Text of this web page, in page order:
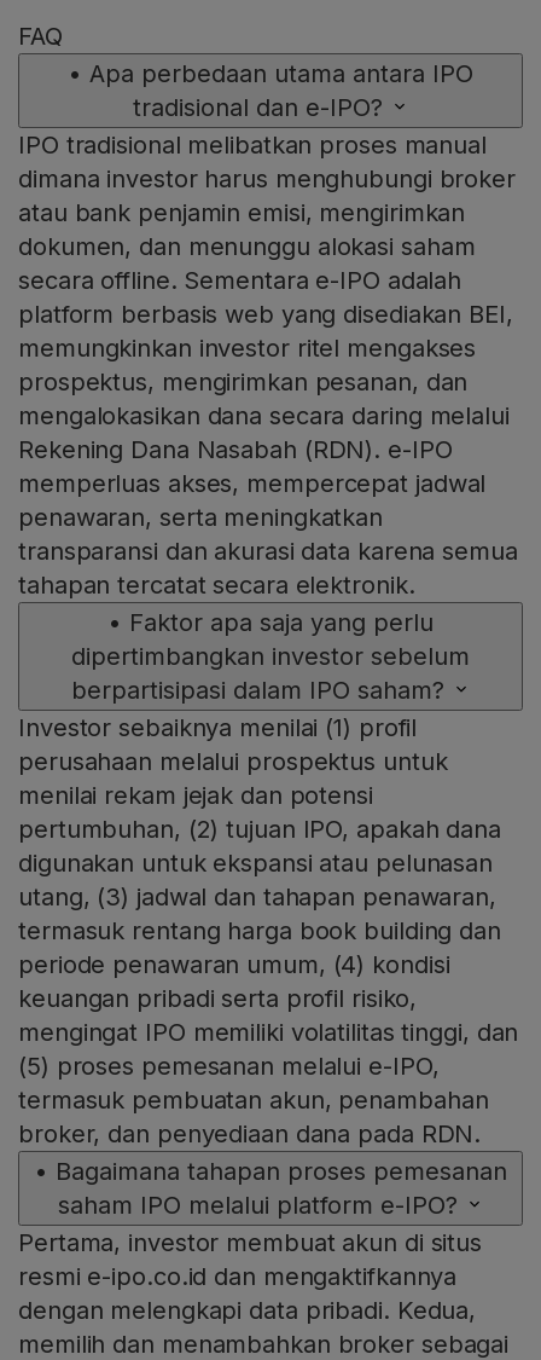
FAQ
• Apa perbedaan utama antara IPO
tradisional dan e-IPO?
IPO tradisional melibatkan proses manual
dimana investor harus menghubungi broker
atau bank penjamin emisi, mengirimkan
dokumen, dan menunggu alokasi saham
secara offline. Sementara e-IPO adalah
platform berbasis web yang disediakan BEI,
memungkinkan investor ritel mengakses
prospektus, mengirimkan pesanan, dan
mengalokasikan dana secara daring melalui
Rekening Dana Nasabah (RDN). e-IPO
memperluas akses, mempercepat jadwal
penawaran, serta meningkatkan
transparansi dan akurasi data karena semua
tahapan tercatat secara elektronik.
• Faktor apa saja yang perlu
dipertimbangkan investor sebelum
berpartisipasi dalam IPO saham?
Investor sebaiknya menilai (1) profil
perusahaan melalui prospektus untuk
menilai rekam jejak dan potensi
pertumbuhan, (2) tujuan IPO, apakah dana
digunakan untuk ekspansi atau pelunasan
utang, (3) jadwal dan tahapan penawaran,
termasuk rentang harga book building dan
periode penawaran umum, (4) kondisi
keuangan pribadi serta profil risiko,
mengingat IPO memiliki volatilitas tinggi, dan
(5) proses pemesanan melalui e-IPO,
termasuk pembuatan akun, penambahan
broker, dan penyediaan dana pada RDN.
• Bagaimana tahapan proses pemesanan
saham IPO melalui platform e-IPO?
Pertama, investor membuat akun di situs
resmi e-ipo.co.id dan mengaktifkannya
dengan melengkapi data pribadi. Kedua,
memilih dan menambahkan broker sebagai